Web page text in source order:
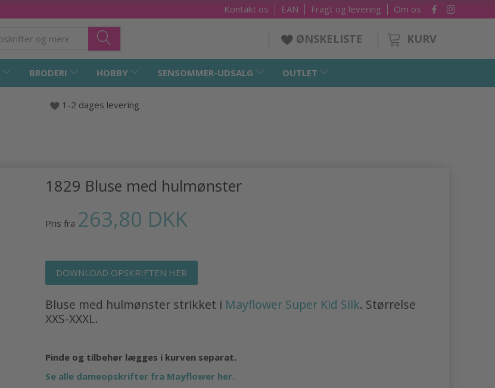
Om os
Fragt og levering
EAN
Kontakt os
KURV
ØNSKELISTE
BRODERI HOBBY SENSOMMER-UDSALG OUTLET
1-2 dages levering
1829 Bluse med hulmønster
Pris fra 263,80 DKK
DOWNLOAD OPSKRIFTEN HER
Bluse med hulmønster strikket i Mayflower Super Kid Silk. Størrelse
XXS-XXXL.
Pinde og tilbehør lægges i kurven separat.
Se alle dameopskrifter fra Mayflower her.